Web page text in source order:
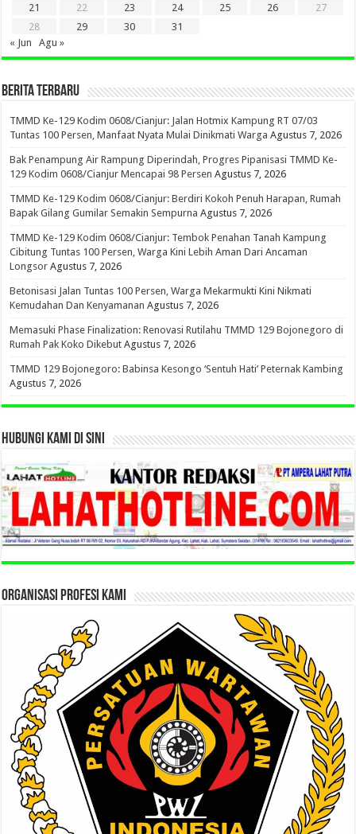
21
22 23 24 25 26
27
28
29 30
31
« Jun
Agu »
BERITA TERBARU
TMMD Ke-129 Kodim 0608/Cianjur: Jalan Hotmix Kampung RT 07/03
Tuntas 100 Persen, Manfaat Nyata Mulai Dinikmati Warga Agustus 7, 2026
Bak Penampung Air Rampung Diperindah, Progres Pipanisasi TMMD Ke-
129 Kodim 0608/Cianjur Mencapai 98 Persen Agustus 7, 2026
TMMD Ke-129 Kodim 0608/Cianjur: Berdiri Kokoh Penuh Harapan, Rumah
Bapak Gilang Gumilar Semakin Sempurna Agustus 7, 2026
TMMD Ke-129 Kodim 0608/Cianjur: Tembok Penahan Tanah Kampung
Cibitung Tuntas 100 Persen, Warga Kini Lebih Aman Dari Ancaman
Longsor Agustus 7, 2026
Betonisasi Jalan Tuntas 100 Persen, Warga Mekarmukti Kini Nikmati
Kemudahan Dan Kenyamanan Agustus 7, 2026
Memasuki Phase Finalization: Renovasi Rutilahu TMMD 129 Bojonegoro di
Rumah Pak Koko Dikebut Agustus 7, 2026
TMMD 129 Bojonegoro: Babinsa Kesongo ‘Sentuh Hati’ Peternak Kambing
Agustus 7, 2026
HUBUNGI KAMI DI SINI
ORGANISASI PROFESI KAMI